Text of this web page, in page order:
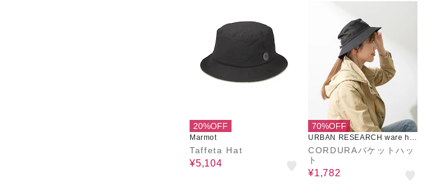
20%OFF
Marmot
Taffeta Hat
¥5,104
70%OFF
URBAN RESEARCH ware ho
use
CORDURAバケットハッ
ト
¥1,782